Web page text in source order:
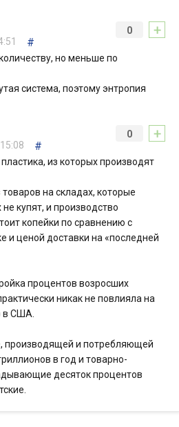
+
0
#
но меньше по
система, поэтому энтропия
+
0
#
из которых производят
на складах, которые
не купят, и производство
копейки по сравнению с
и ценой доставки на «последней
процентов возросших
никак не повлияла на
в США.
производящей и потребляющей
в год и товарно-
десяток процентов